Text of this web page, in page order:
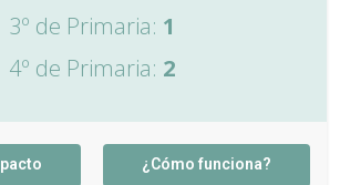
3º de Primaria: 1
4º de Primaria: 2
¿Cómo funciona?